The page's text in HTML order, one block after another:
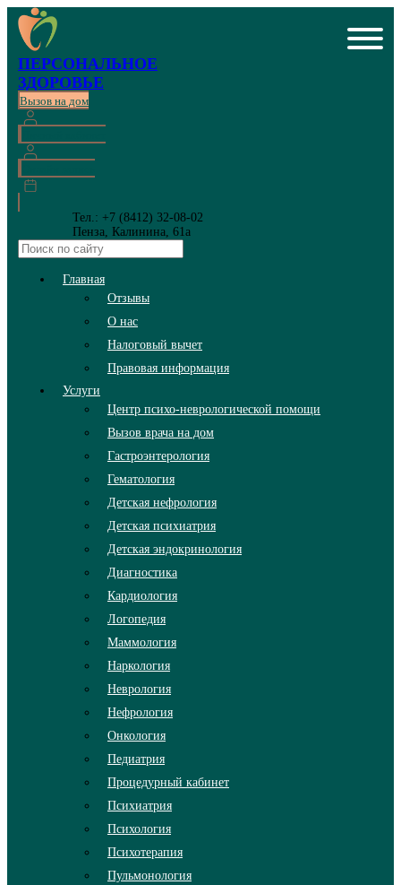
ПЕРСОНАЛЬНОЕ
ЗДОРОВЬЕ
Вызов на дом
Тел.: +7 (8412) 32-08-02
Пенза, Калинина, 61а
Главная
Отзывы
О нас
Налоговый вычет
Правовая информация
Услуги
Центр психо-неврологической помощи
Вызов врача на дом
Гастроэнтерология
Гематология
Детская нефрология
Детская психиатрия
Детская эндокринология
Диагностика
Кардиология
Логопедия
Маммология
Наркология
Неврология
Нефрология
Онкология
Педиатрия
Процедурный кабинет
Психиатрия
Психология
Психотерапия
Пульмонология